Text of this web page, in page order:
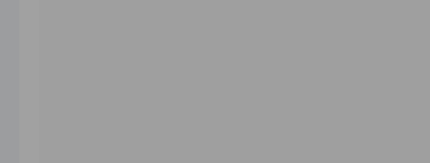
una nueva prórroga de la ORA en Orihuela ‘sin mejoras ni bonificaciones’
dos millones de euros a la prevención de incendios en los municipios alicantinos, entre
2026 amplía su programación con actividades abiertas a la comunidad en San Miguel de